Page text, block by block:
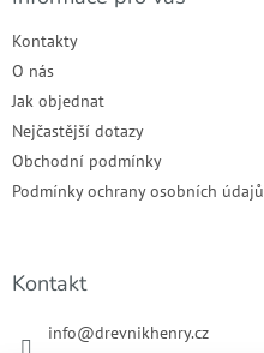
Kontakty
O nás
Jak objednat
Nejčastější dotazy
Obchodní podmínky
Podmínky ochrany osobních údajů
Kontakt
info@drevnikhenry.cz